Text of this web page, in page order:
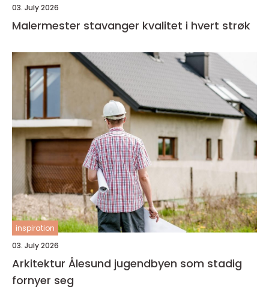
03. July 2026
Malermester stavanger kvalitet i hvert strøk
inspiration
03. July 2026
Arkitektur Ålesund jugendbyen som stadig
fornyer seg